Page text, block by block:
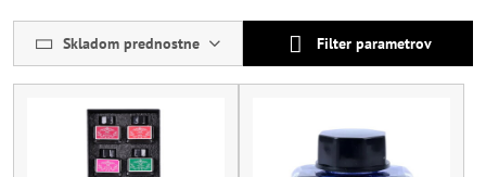
Skladom prednostne Filter parametrov